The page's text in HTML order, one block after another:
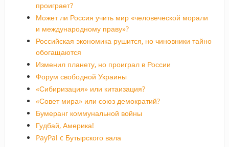
проиграет?
Может ли Россия учить мир «человеческой морали
и международному праву»?
Российская экономика рушится, но чиновники тайно
обогащаются
Изменил планету, но проиграл в России
Форум свободной Украины
«Сибиризация» или китаизация?
«Совет мира» или союз демократий?
Бумеранг коммунальной войны
Гудбай, Америка!
PayPal c Бутырского вала